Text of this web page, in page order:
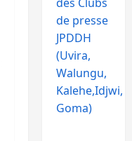
de presse
JPDDH
(Uvira,
Walungu,
Kalehe,Idjwi,
Goma)